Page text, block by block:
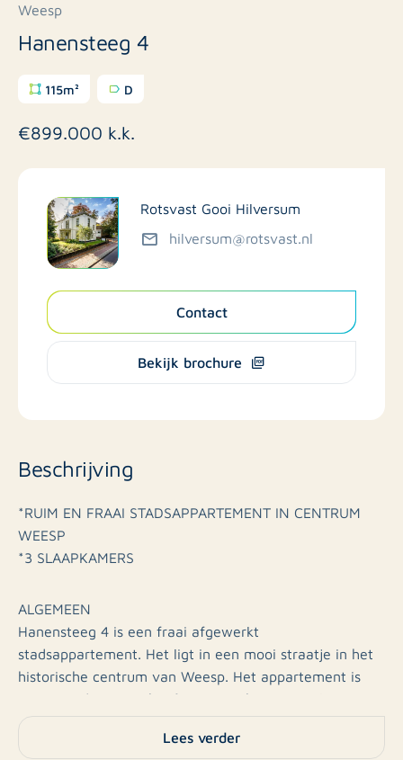
Weesp
Hanensteeg 4
115m² D
€899.000 k.k.
Rotsvast Gooi Hilversum
hilversum@rotsvast.nl
Contact
Bekijk brochure
Beschrijving
*RUIM EN FRAAI STADSAPPARTEMENT IN CENTRUM
WEESP
*3 SLAAPKAMERS
ALGEMEEN
Hanensteeg 4 is een fraai afgewerkt
stadsappartement. Het ligt in een mooi straatje in het
historische centrum van Weesp. Het appartement is
verrassend ruim en heeft een prachtige woonkamer
met een hoog balkenplafond.
Lees verder